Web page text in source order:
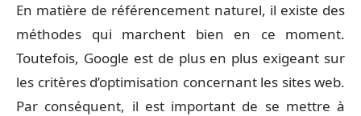
En matière de référencement naturel, il existe des
méthodes qui marchent bien en ce moment.
Toutefois, Google est de plus en plus exigeant sur
les critères d’optimisation concernant les sites web.
Par conséquent, il est important de se mettre à